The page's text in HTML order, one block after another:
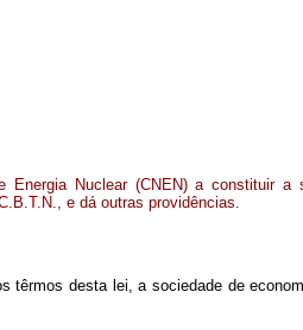
Energia Nuclear (CNEN) a constituir a
e dá outras providências.
têrmos desta lei, a sociedade de